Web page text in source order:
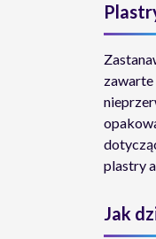
zawarte
plastry
Jak